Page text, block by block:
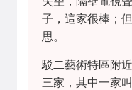
子，這家很棒；
思。
駁二藝術特區附
三家，其中一家